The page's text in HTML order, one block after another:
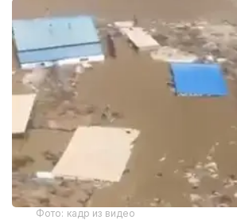
Фото: кадр из видео